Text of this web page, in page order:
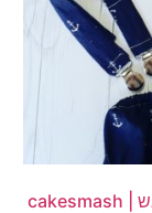
סט לצילומי קייקסמאש | cakesmash